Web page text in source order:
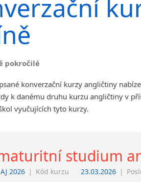
Jihlava
města podle abecedy
Chomutov
Klatovy
pokročilé
konverzační kurzy angličtiny
k danému druhu kurzu angličtiny v
vyučujících tyto kurzy.
studium
2026 | Kód kurzu 23.03.2026 |